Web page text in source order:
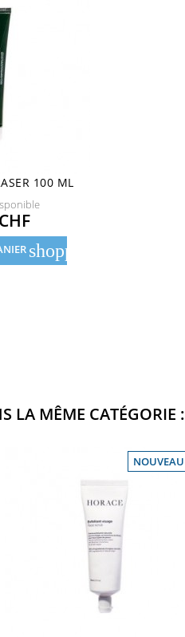
100 ML
shopping_cart
LA MÊME CATÉGORIE :
NOUVEAU